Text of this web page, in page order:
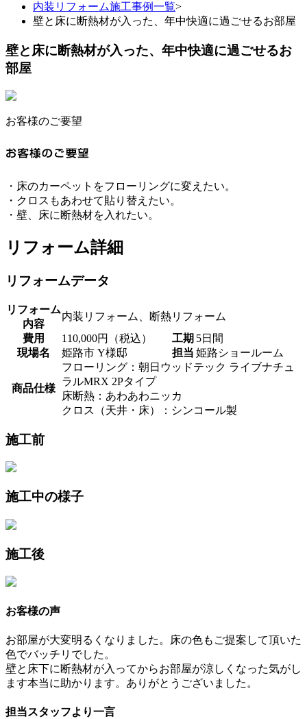
内装リフォーム施工事例一覧>
壁と床に断熱材が入った、年中快適に過ごせるお部屋
壁と床に断熱材が入った、年中快適に過ごせるお
部屋
お客様のご要望
・床のカーペットをフローリングに変えたい。
・クロスもあわせて貼り替えたい。
・壁、床に断熱材を入れたい。
リフォーム詳細
リフォームデータ
リフォーム
内容
内装リフォーム、断熱リフォーム
費用
110,000円（税込） 工期 5日間
現場名
姫路市 Y様邸 担当 姫路ショールーム
商品仕様
フローリング：朝日ウッドテック ライブナチュ
ラルMRX 2Pタイプ
床断熱：あわあわニッカ
クロス（天井・床）：シンコール製
施工前
施工中の様子
施工後
お客様の声
お部屋が大変明るくなりました。床の色もご提案して頂いた
色でバッチリでした。
壁と床下に断熱材が入ってからお部屋が涼しくなった気がし
ます本当に助かります。ありがとうございました。
担当スタッフより一言